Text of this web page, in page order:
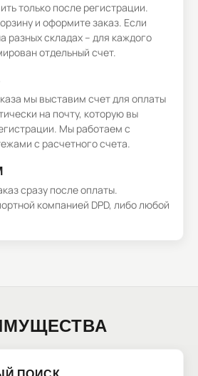
только после регистрации.
и оформите заказ. Если
разных складах – для каждого
отдельный счет.
мы выставим счет для оплаты
на почту, которую вы
Мы работаем с
с расчетного счета.
сразу после оплаты.
компанией DPD, либо любой